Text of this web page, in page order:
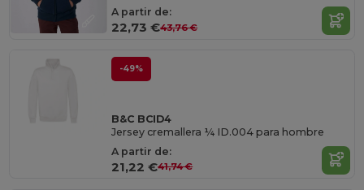
A partir de:
22,73 €43,76 €
-49%
B&C BCID4
Jersey cremallera ¼ ID.004 para hombre
A partir de:
21,22 €41,74 €